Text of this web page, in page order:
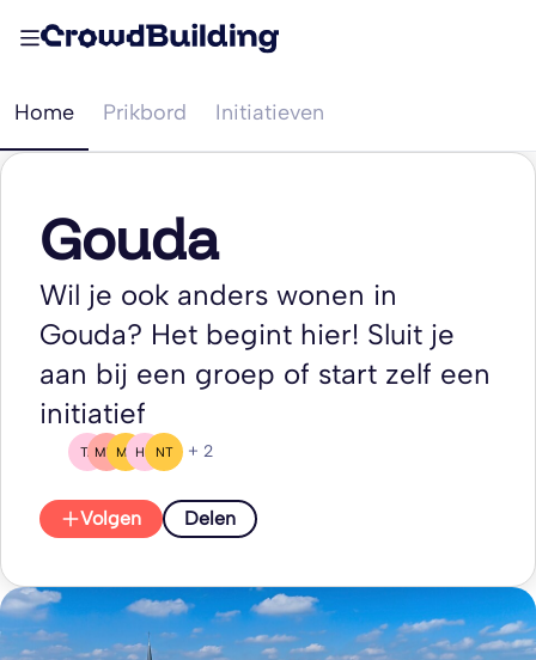
Home Prikbord Initiatieven
Gouda
Wil je ook anders wonen in
Gouda? Het begint hier! Sluit je
aan bij een groep of start zelf een
initiatief
TA MWMB HD NT + 2
Volgen Delen